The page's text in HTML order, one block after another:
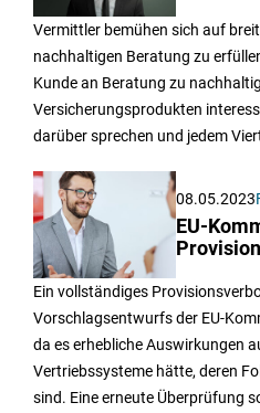
Vermittler bemühen sich auf
nachhaltigen Beratung zu
Kunde an Beratung zu
Versicherungsprodukten
darüber sprechen und jedem
08.05.2023
EU-
Ein vollständiges
Vorschlagsentwurfs der EU-
da es erhebliche Auswirkungen
Vertriebssysteme hätte, deren
sind. Eine erneute Überprüfung